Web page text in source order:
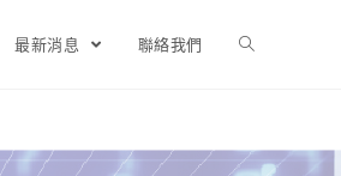
最新消息 聯絡我們